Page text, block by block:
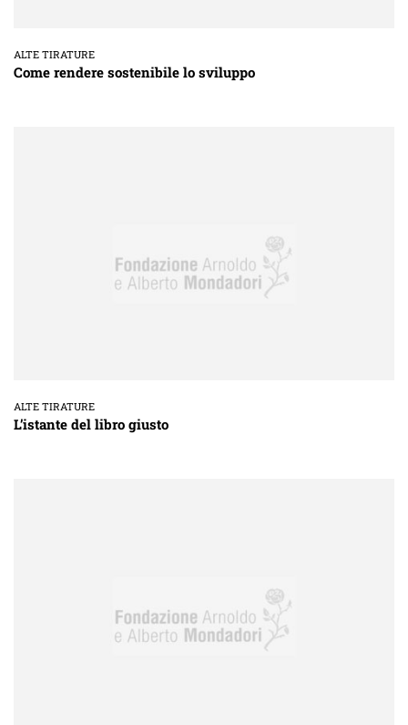
ALTE TIRATURE
Come rendere sostenibile lo sviluppo
ALTE TIRATURE
L’istante del libro giusto